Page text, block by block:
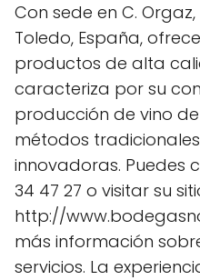
Con sede en C.
Toledo, España,
productos de alta
caracteriza por su
producción de vino
métodos
innovadoras. Puedes
34 47 27 o visitar su
http://
más información
servicios. La